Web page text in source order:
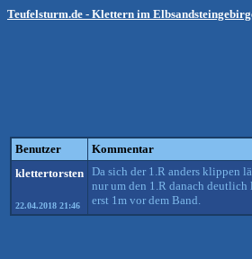
Teufelsturm.de - Klettern im
Benutzer
Kommentar
klettertorsten
22.04.2018 21:46
Da sich der 1.R anders klippen
nur um den 1.R danach
erst 1m vor dem Band.